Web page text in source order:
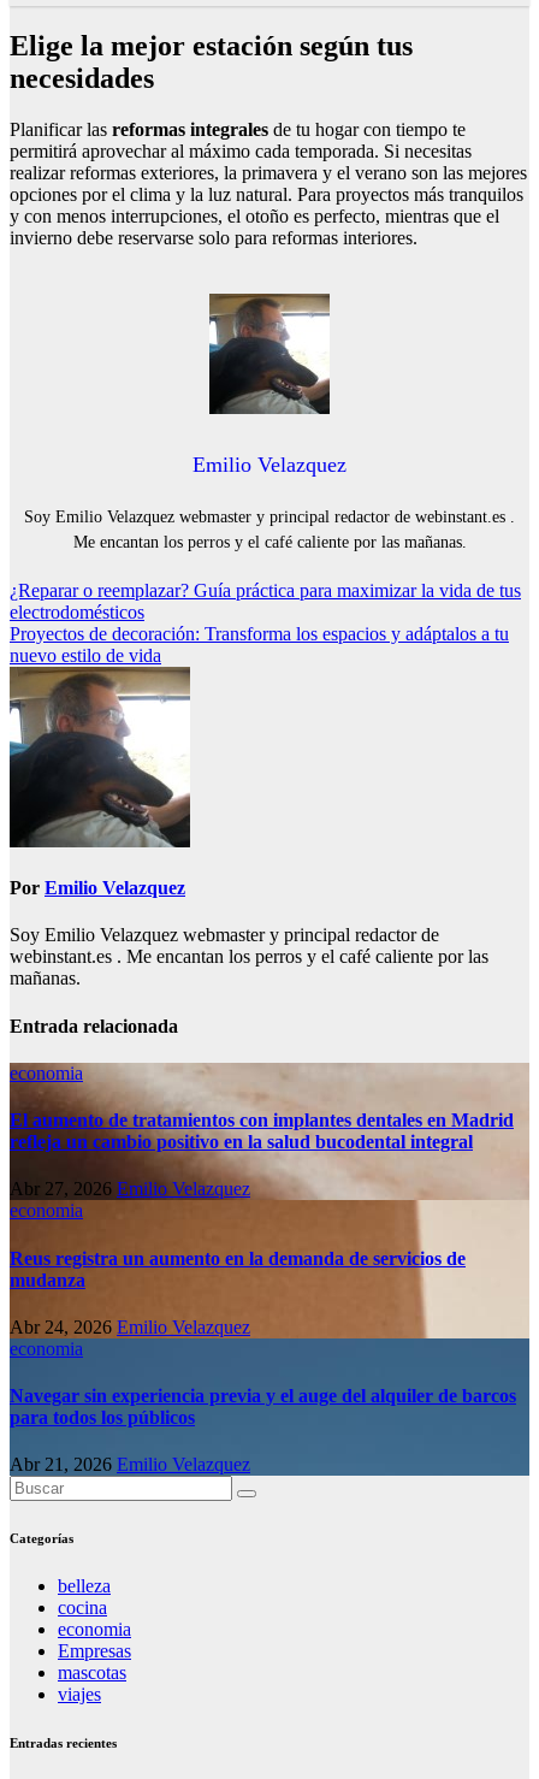
Elige la mejor estación según tus
necesidades
Planificar las reformas integrales de tu hogar con tiempo te
permitirá aprovechar al máximo cada temporada. Si necesitas
realizar reformas exteriores, la primavera y el verano son las mejores
opciones por el clima y la luz natural. Para proyectos más tranquilos
y con menos interrupciones, el otoño es perfecto, mientras que el
invierno debe reservarse solo para reformas interiores.
Emilio Velazquez
Soy Emilio Velazquez webmaster y principal redactor de webinstant.es .
Me encantan los perros y el café caliente por las mañanas.
Navegación
de
entradas
¿Reparar o reemplazar? Guía práctica para maximizar la vida de tus
electrodomésticos
Proyectos de decoración: Transforma los espacios y adáptalos a tu
nuevo estilo de vida
Por Emilio Velazquez
Soy Emilio Velazquez webmaster y principal redactor de
webinstant.es . Me encantan los perros y el café caliente por las
mañanas.
Entrada relacionada
economia
El aumento de tratamientos con implantes dentales en Madrid
refleja un cambio positivo en la salud bucodental integral
Abr 27, 2026 Emilio Velazquez
economia
Reus registra un aumento en la demanda de servicios de
mudanza
Abr 24, 2026 Emilio Velazquez
economia
Navegar sin experiencia previa y el auge del alquiler de barcos
para todos los públicos
Abr 21, 2026 Emilio Velazquez
Categorías
belleza
cocina
economia
Empresas
mascotas
viajes
Entradas recientes